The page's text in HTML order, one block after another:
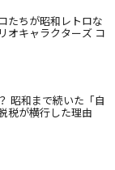
たちが昭和レトロな
オキャラクターズ コ
昭和まで続いた「自
税が横行した理由